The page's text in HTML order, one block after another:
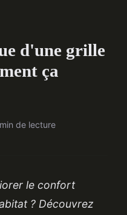
d'une grille
ça
de lecture
le confort
? Découvrez